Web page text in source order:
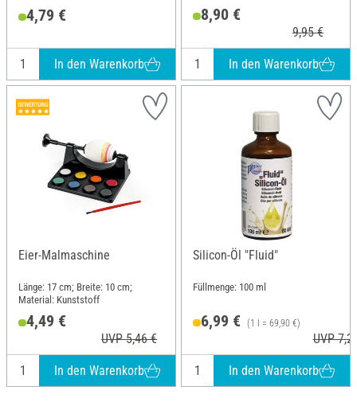
4,79 €
In den Warenkorb
8,90 €
9,95 €
In den Warenkorb
Eier-Malmaschine
Länge: 17 cm; Breite: 10 cm;
Material: Kunststoff
4,49 €
UVP 5,46 €
In den Warenkorb
Silicon-Öl "Fluid"
Füllmenge: 100 ml
6,99 € (1 l = 69,90 €)
UVP
In den Warenkorb